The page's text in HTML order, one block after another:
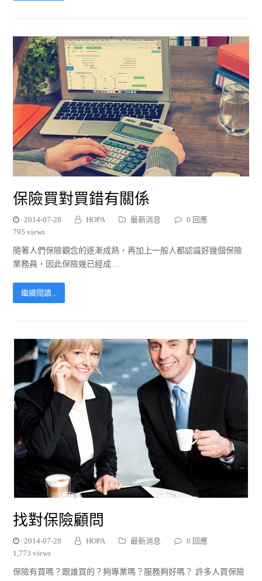
保險買對買錯有關係
2014-07-28 HOPA 最新消息
0 回應
795 views
隨著人們保險觀念的逐漸成熟，再加上一般人都認識好幾個保險
業務員，因此保險幾已經成…
繼續閱讀...
找對保險顧問
2014-07-28 HOPA 最新消息
0 回應
1,773 views
保險有買嗎？跟誰買的？夠專業嗎？服務夠好嗎？ 許多人買保險